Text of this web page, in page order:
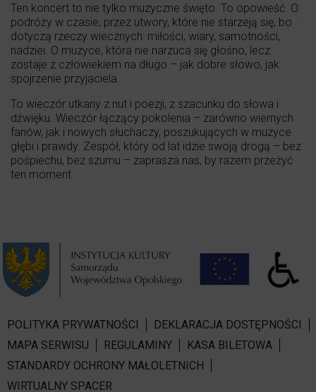
Ten koncert to nie tylko muzyczne święto. To opowieść. O
podróży w czasie, przez utwory, które nie starzeją się, bo
dotyczą rzeczy wiecznych: miłości, wiary, samotności,
nadziei. O muzyce, która nie narzuca się głośno, lecz
zostaje z człowiekiem na długo – jak dobre słowo, jak
spojrzenie przyjaciela.
To wieczór utkany z nut i poezji, z szacunku do słowa i
dźwięku. Wieczór łączący pokolenia – zarówno wiernych
fanów, jak i nowych słuchaczy, poszukujących w muzyce
głębi i prawdy. Zespół, który od lat idzie swoją drogą – bez
pośpiechu, bez szumu – zaprasza nas, by razem przeżyć
ten moment.
POLITYKA PRYWATNOŚCI
DEKLARACJA DOSTĘPNOŚCI
MAPA SERWISU
REGULAMINY
KASA BILETOWA
STANDARDY OCHRONY MAŁOLETNICH
WIRTUALNY SPACER